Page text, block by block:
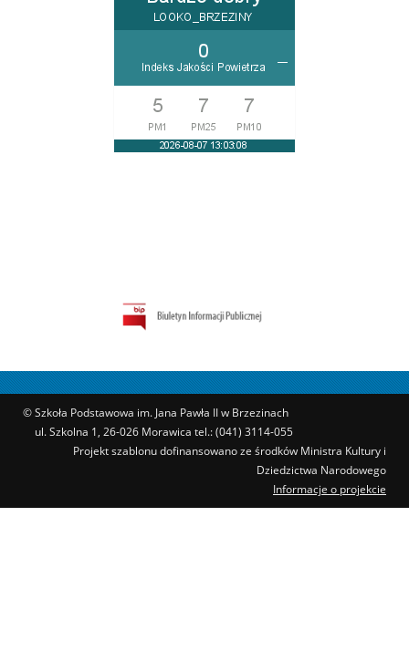
© Szkoła Podstawowa im. Jana Pawła II w Brzezinach
ul. Szkolna 1, 26-026 Morawica tel.: (041) 3114-055
Projekt szablonu dofinansowano ze środków Ministra Kultury i
Dziedzictwa Narodowego
Informacje o projekcie